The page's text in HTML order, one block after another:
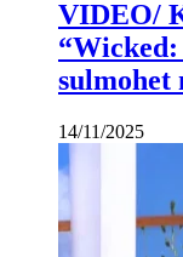
VIDEO/
sulmohet
14/11/2025